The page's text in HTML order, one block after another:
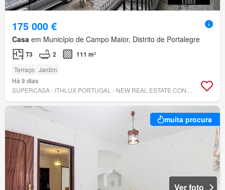
175 000 €
Casa em Município de Campo Maior, Distrito de Portalegre
T3 2 111 m²
Terraço Jardim
Há 9 dias
muita procura
Ver foto